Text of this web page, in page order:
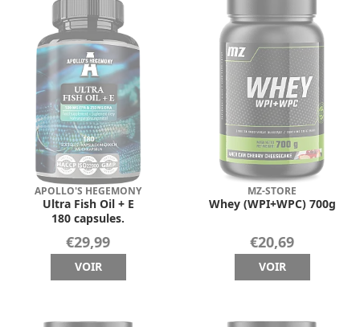
APOLLO'S HEGEMONY
Ultra Fish Oil + E
180 capsules.
€29,99
VOIR
MZ-STORE
Whey (WPI+WPC) 700g
€20,69
VOIR